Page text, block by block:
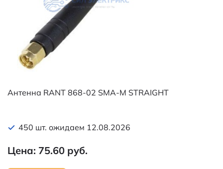
Антенна RANT 868-02 SMA-M STRAIGHT
450 шт. ожидаем 12.08.2026
Цена: 75.60 руб.